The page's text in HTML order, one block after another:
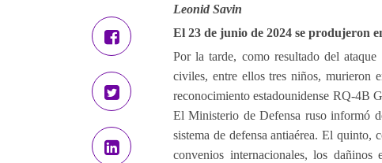
Leonid Savin
El 23 de junio de 2024 se produjeron
Por la tarde, como resultado del
civiles, entre ellos tres niños, murieron
reconocimiento estadounidense RQ-4B
El Ministerio de Defensa ruso informó
sistema de defensa antiaérea. El
convenios internacionales, los